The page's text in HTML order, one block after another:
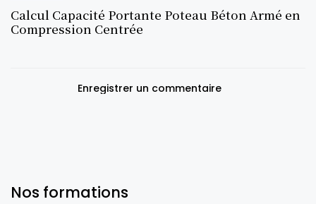
Calcul Capacité Portante Poteau Béton Armé en
Compression Centrée
Enregistrer un commentaire
Nos formations